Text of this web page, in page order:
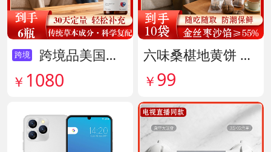
跨境
跨境品美国拜滋牛黄安神宝 货号141775
￥ 1080
六味桑椹地黄饼 货号142090
￥ 99